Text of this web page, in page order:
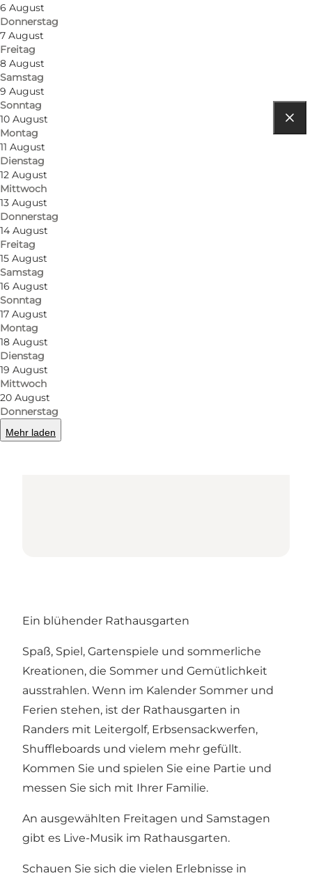
6 August
Donnerstag
7 August
Freitag
8 August
Samstag
9 August
Sonntag
10 August
Montag
11 August
Dienstag
12 August
Mittwoch
13 August
Donnerstag
14 August
Freitag
15 August
Samstag
16 August
Sonntag
17 August
Montag
18 August
Dienstag
19 August
Mittwoch
20 August
Donnerstag
Mehr laden
Rådhustorvet
8900 Randers C
Ein blühender Rathausgarten
Spaß, Spiel, Gartenspiele und sommerliche
Kreationen, die Sommer und Gemütlichkeit
ausstrahlen. Wenn im Kalender Sommer und
Ferien stehen, ist der Rathausgarten in
Randers mit Leitergolf, Erbsensackwerfen,
Shuffleboards und vielem mehr gefüllt.
Kommen Sie und spielen Sie eine Partie und
messen Sie sich mit Ihrer Familie.
An ausgewählten Freitagen und Samstagen
gibt es Live-Musik im Rathausgarten.
Schauen Sie sich die vielen Erlebnisse in